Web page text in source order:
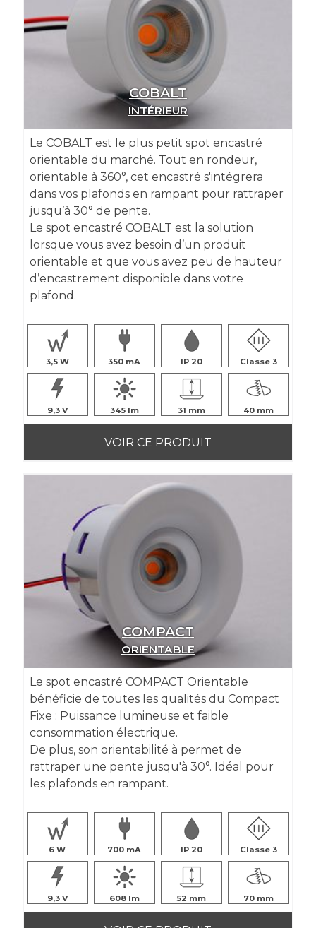
COBALT
INTÉRIEUR
Le COBALT est le plus petit spot encastré
orientable du marché. Tout en rondeur,
orientable à 360°, cet encastré s'intégrera
dans vos plafonds en rampant pour rattraper
jusqu’à 30° de pente.
Le spot encastré COBALT est la solution
lorsque vous avez besoin d’un produit
orientable et que vous avez peu de hauteur
d’encastrement disponible dans votre
plafond.
3,5 350 IP 20 Classe 3
9,3 345 31 40
VOIR CE PRODUIT
COMPACT
ORIENTABLE
Le spot encastré COMPACT Orientable
bénéficie de toutes les qualités du Compact
Fixe : Puissance lumineuse et faible
consommation électrique.
De plus, son orientabilité à permet de
rattraper une pente jusqu'à 30°. Idéal pour
les plafonds en rampant.
6 700 IP 20 Classe 3
9,3 608 52 70